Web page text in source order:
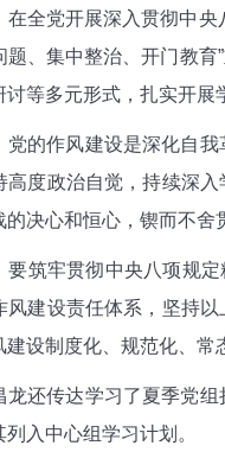
在全党开展深入贯彻中
题、集中整治、开门教
等多元形式，扎实开展
党的作风建设是深化自
高度政治自觉，持续深
决心和恒心，锲而不舍
要筑牢贯彻中央八项规
风建设责任体系，坚持
设制度化、规范化、常
龙还传达学习了夏季党
入中心组学习计划。